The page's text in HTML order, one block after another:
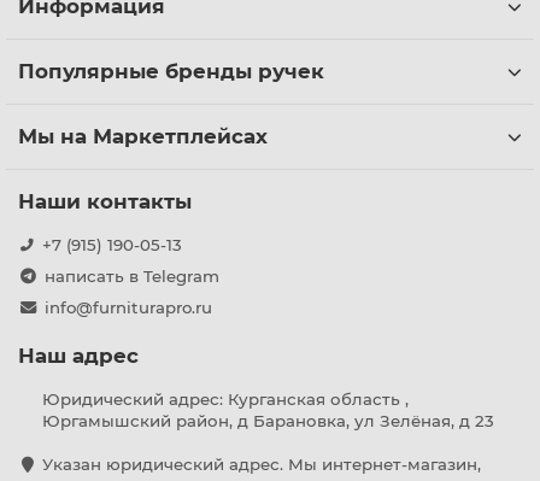
Информация
Популярные бренды ручек
Мы на Маркетплейсах
Наши контакты
+7 (915) 190-05-13
написать в Telegram
info@furniturapro.ru
Наш адрес
Юридический адрес: Курганская область ,
Юргамышский район, д Барановка, ул Зелёная, д 23
Указан юридический адрес. Мы интернет-магазин,